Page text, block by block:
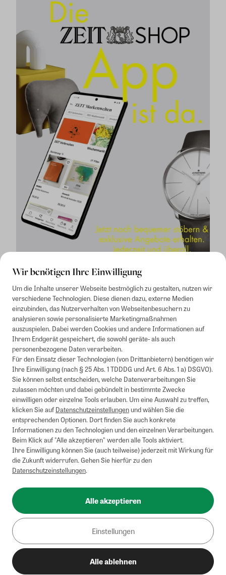
Wir benötigen Ihre Einwilligung
Um die Inhalte unserer Webseite bestmöglich zu gestalten, nutzen wir
verschiedene Technologien. Diese dienen dazu, externe Medien
einzubinden, das Nutzerverhalten von Webseitenbesuchern zu
analysieren sowie personalisierte Marketingmaßnahmen
auszuspielen. Dabei werden Cookies und andere Informationen auf
Ihrem Endgerät gespeichert, die sowohl geräte- als auch
personenbezogene Daten verarbeiten.
Für den Einsatz dieser Technologien (von Drittanbietern) benötigen wir
Ihre Einwilligung (nach § 25 Abs. 1 TDDDG und Art. 6 Abs. 1 a) DSGVO).
Sie können selbst entscheiden, welche Datenverarbeitungen Sie
zulassen möchten und dabei gebündelt in bestimmte Zwecke
einwilligen oder einzelne Tools erlauben. Um eine Auswahl zu treffen,
klicken Sie aufDatenschutzeinstellungenund wählen Sie die
entsprechenden Optionen. Dort finden Sie auch konkrete
Informationen zu den Technologien und den einzelnen Verarbeitungen.
Beim Klick auf "Alle akzeptieren" werden alle Tools aktiviert.
Ihre Einwilligung können Sie (auch teilweise) jederzeit mit Wirkung für
die Zukunft widerrufen. Gehen Sie hierfür zu den
Datenschutzeinstellungen.
Alle akzeptieren
Einstellungen
Alle ablehnen
Mindestbestellwert von 50€. Nicht anwendbar auf Produkte, die der
Buchpreisbindung unterliegen, ZEIT-Akademie, e-Books. Keine
Barauszahlung möglich. Nicht mit weiteren Gutscheinen/Rabatten
kombinierbar.
Briefsendungen sind vom kostenlosen Rückversand ausgeschlossen.
Weitere Informationen zu Rücksendungen finden Sie hier.
Alle Preise inkl. gesetzl. MwSt. zzgl. Versandkosten
AGB
Widerrufsbelehrung
Barrierefreiheit
Cookies/Tracking
Instagram Pinterest